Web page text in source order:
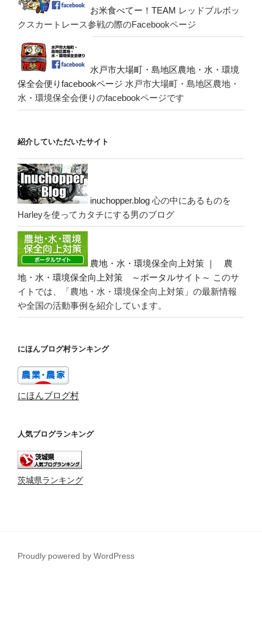
お米食べてー！TEAM レッドブルボッ
クスカートレース参戦の際のFacebookページ
水戸市大場町・島地区農地・水・環境
保全会便りfacebookページ 水戸市大場町・島地区農地・
水・環境保全会便りのfacebookページです
紹介していただいたサイト
inuchopper.blog 心の中にあるものを
Harleyを使ってカタチにする男のブログ
農地・水・環境保全向上対策 ｜ 農
地・水・環境保全向上対策 ～ポータルサイト～ このサ
イトでは、「農地・水・環境保全向上対策」の最新情報
や全国の活動事例を紹介しています。
にほんブログ村ランキング
にほんブログ村
人気ブログランキング
茨城県ランキング
Proudly powered by WordPress